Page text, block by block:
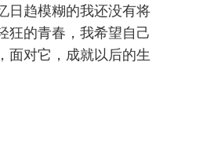
日趋模糊的我还没有将
狂的青春，我希望自己
面对它，成就以后的生